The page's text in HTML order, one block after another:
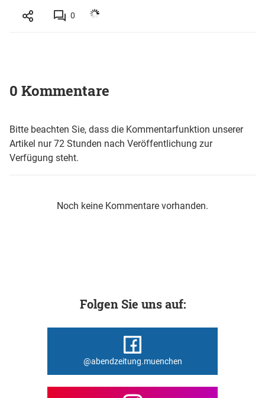
0
0 Kommentare
Bitte beachten Sie, dass die Kommentarfunktion unserer
Artikel nur 72 Stunden nach Veröffentlichung zur
Verfügung steht.
Noch keine Kommentare vorhanden.
Folgen Sie uns auf:
@abendzeitung.muenchen